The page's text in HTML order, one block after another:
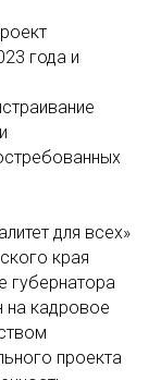
года и
для всех»
края
губернатора
на кадровое
проекта